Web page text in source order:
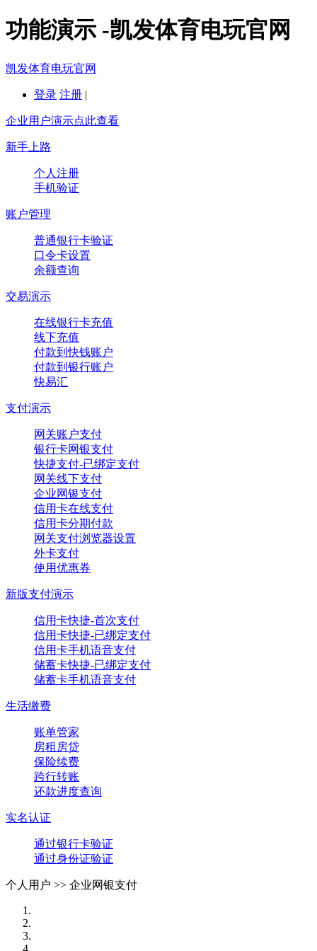
功能演示 -凯发体育电玩官网
凯发体育电玩官网
登录 注册 |
企业用户演示点此查看
新手上路
个人注册
手机验证
账户管理
普通银行卡验证
口令卡设置
余额查询
交易演示
在线银行卡充值
线下充值
付款到快钱账户
付款到银行账户
快易汇
支付演示
网关账户支付
银行卡网银支付
快捷支付-已绑定支付
网关线下支付
企业网银支付
信用卡在线支付
信用卡分期付款
网关支付浏览器设置
外卡支付
使用优惠券
新版支付演示
信用卡快捷-首次支付
信用卡快捷-已绑定支付
信用卡手机语音支付
储蓄卡快捷-已绑定支付
储蓄卡手机语音支付
生活缴费
账单管家
房租房贷
保险续费
跨行转账
还款进度查询
实名认证
通过银行卡验证
通过身份证验证
个人用户 >> 企业网银支付